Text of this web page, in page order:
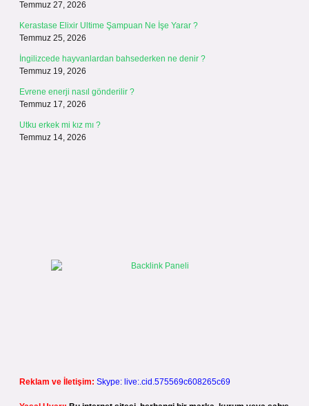
Temmuz 27, 2026
Kerastase Elixir Ultime Şampuan Ne İşe Yarar ?
Temmuz 25, 2026
İngilizcede hayvanlardan bahsederken ne denir ?
Temmuz 19, 2026
Evrene enerji nasıl gönderilir ?
Temmuz 17, 2026
Utku erkek mi kız mı ?
Temmuz 14, 2026
Reklam ve İletişim: Skype: live:.cid.575569c608265c69